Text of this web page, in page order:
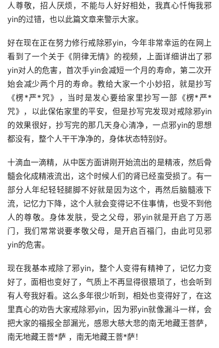
人尊敬，招人厌烦，不能与人好好相处，我真心忏悔我邪
yin的过错，也以此篇文章来警示大家。
好在现在正在努力修行戒除邪yin，今年非常幸运的在网上
看到了一个关于《阴律无情》的视频，上面详细讲出了邪
yin对人的危害，首次手yin会减短一个月的寿命，第二次开
始会减少两个月的寿命。教给大家一个小妙招，就是抄写
《楞*严*咒》，当时是发心要给家里抄写一部《楞*严*
咒》，以此保佑家里的平安，但是抄写完发现对戒除邪yin
的效果很好，抄写完的那几天身心清净，一点邪yin的思想
都没有，整个人干干净净的，身体状态特别好。
十滴血一滴精，从中医方面讲刚开始流出的是精液，然后骨
髓会化成精液流出，这个时候人们的肾已经蛮受损了。有一
部分人年纪轻轻腿脚不好就是因为这个，再然后脑髓液下
流，记忆力下降，这个人就会变得记不住事情，也受不到他
人的尊敬。身体发肤，受之父母，邪yin就是开启了万恶
门，我们常常说要孝敬父母，是开启百福门，由此可见邪
yin的危害。
现在我基本戒除了邪yin，整个人变得有精神了，记忆力变
好了，面相也变好了，气质上不再显得很猥琐了，也会听到
有人夸我好看。这么多年很少听到，相处也变得好了，在这
里真心的劝告大家戒除邪yin，因为邪yin就像漏斗一样，会
把大家的福报全部漏光，感恩大慈大悲的南无地藏王菩萨，
南无地藏王菩*萨 ，南无地藏王菩*萨！